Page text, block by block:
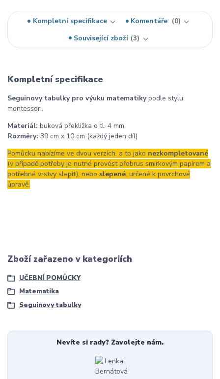
Kompletní specifikace Komentáře
0
Související zboží 3
Kompletní specifikace
Seguinovy tabulky pro výuku matematikypodle stylu
montessori.
Materiál: buková překližka o tl. 4 mm
Rozměry: 39 cm x 10 cm (každý jeden díl)
Pomůcku nabízíme ve dvou verzích, a to jako nezkompletované
(v případě potřeby je nutné provést přebrus smirkovým papírem a
potřebné vrstvy slepit), nebo slepené, určené k povrchové
úpravě.
Zboží zařazeno v kategoriích
UČEBNÍ POMŮCKY
Matematika
Seguinovy tabulky
Nevíte si rady? Zavolejte nám.